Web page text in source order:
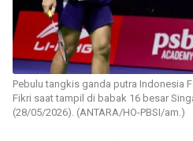
Pebulu tangkis ganda putra Indonesia
Fikri saat tampil di babak 16 besar
(28/05/2026). (ANTARA/HO-PBSI/am.)